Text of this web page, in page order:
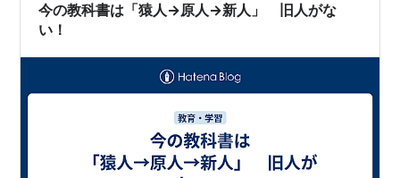
今の教科書は「猿人→原人→新人」 旧人がな
い！